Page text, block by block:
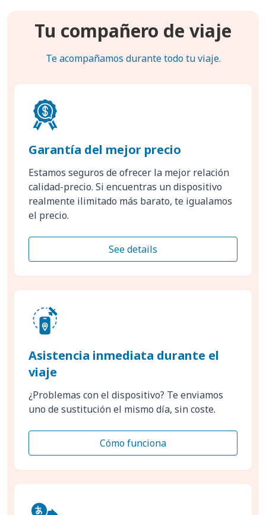
Tu compañero de viaje
Te acompañamos durante todo tu viaje.
Garantía del mejor precio
Estamos seguros de ofrecer la mejor relación
calidad-precio. Si encuentras un dispositivo
realmente ilimitado más barato, te igualamos
el precio.
See details
Asistencia inmediata durante el
viaje
¿Problemas con el dispositivo? Te enviamos
uno de sustitución el mismo día, sin coste.
Cómo funciona